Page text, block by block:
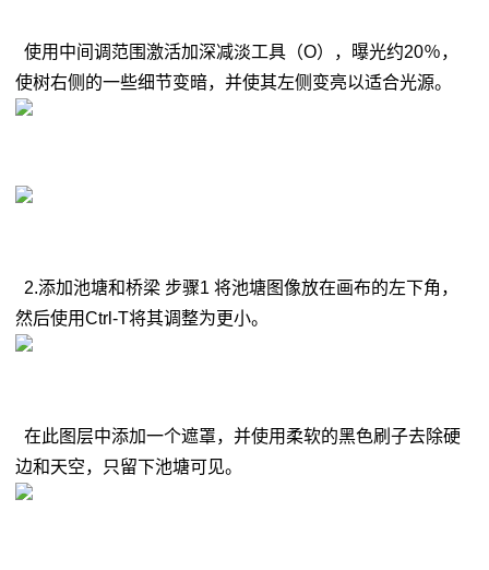
使用中间调范围激活加深减淡工具（O），曝光约20％，
使树右侧的一些细节变暗，并使其左侧变亮以适合光源。
2.添加池塘和桥梁 步骤1 将池塘图像放在画布的左下角，
然后使用Ctrl-T将其调整为更小。
在此图层中添加一个遮罩，并使用柔软的黑色刷子去除硬
边和天空，只留下池塘可见。